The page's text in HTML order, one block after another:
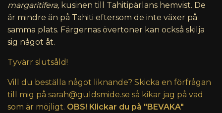
margaritifera, kusinen till Tahitipärlans hemvist. De
är mindre än på Tahiti eftersom de inte växer på
samma plats. Färgernas övertoner kan också skilja
sig något åt.
Tyvärr slutsåld!
Vill du beställa något liknande? Skicka en förfrågan
till mig på sarah@guldsmide.se så kikar jag på vad
som är möjligt. OBS! Klickar du på "BEVAKA"